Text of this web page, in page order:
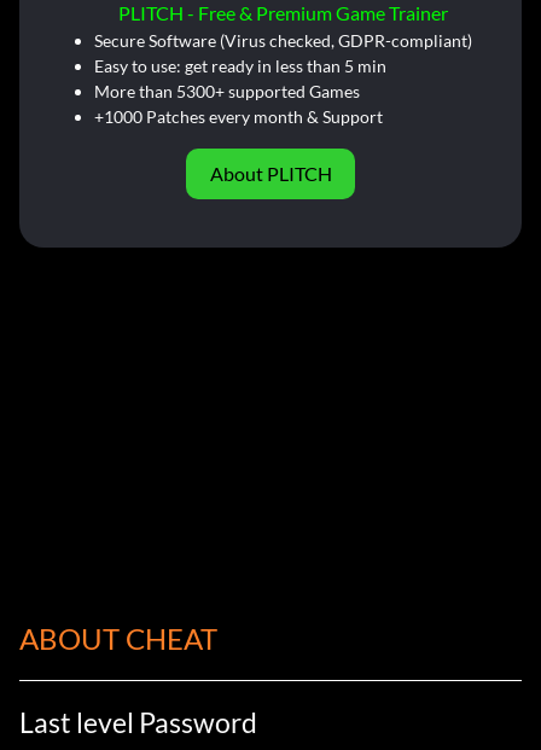
PLITCH - Free & Premium Game Trainer
Secure Software (Virus checked, GDPR-compliant)
Easy to use: get ready in less than 5 min
More than 5300+ supported Games
+1000 Patches every month & Support
About PLITCH
ABOUT CHEAT
Last level Password